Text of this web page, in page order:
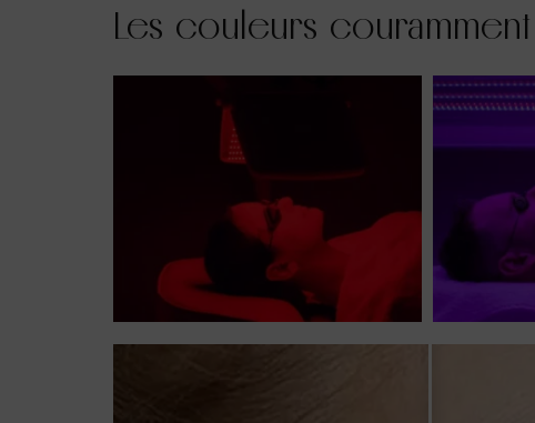
Les couleurs